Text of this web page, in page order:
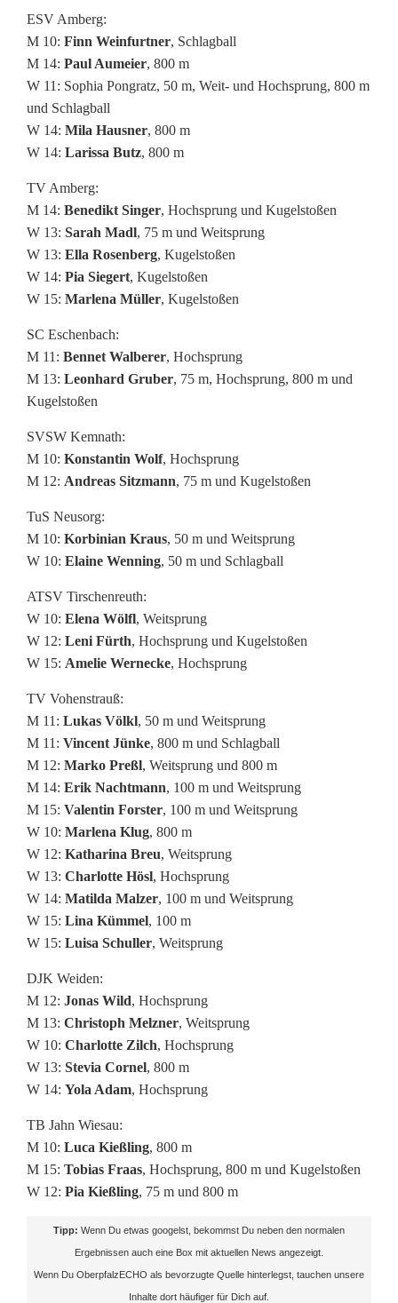
g
e
n
ESV Amberg:
M 10: Finn Weinfurtner, Schlagball
M 14: Paul Aumeier, 800 m
W 11: Sophia Pongratz, 50 m, Weit- und Hochsprung, 800 m
und Schlagball
W 14: Mila Hausner, 800 m
W 14: Larissa Butz, 800 m
TV Amberg:
M 14: Benedikt Singer, Hochsprung und Kugelstoßen
W 13: Sarah Madl, 75 m und Weitsprung
W 13: Ella Rosenberg, Kugelstoßen
W 14: Pia Siegert, Kugelstoßen
W 15: Marlena Müller, Kugelstoßen
SC Eschenbach:
M 11: Bennet Walberer, Hochsprung
M 13: Leonhard Gruber, 75 m, Hochsprung, 800 m und
Kugelstoßen
SVSW Kemnath:
M 10: Konstantin Wolf, Hochsprung
M 12: Andreas Sitzmann, 75 m und Kugelstoßen
TuS Neusorg:
M 10: Korbinian Kraus, 50 m und Weitsprung
W 10: Elaine Wenning, 50 m und Schlagball
ATSV Tirschenreuth:
W 10: Elena Wölfl, Weitsprung
W 12: Leni Fürth, Hochsprung und Kugelstoßen
W 15: Amelie Wernecke, Hochsprung
TV Vohenstrauß:
M 11: Lukas Völkl, 50 m und Weitsprung
M 11: Vincent Jünke, 800 m und Schlagball
M 12: Marko Preßl, Weitsprung und 800 m
M 14: Erik Nachtmann, 100 m und Weitsprung
M 15: Valentin Forster, 100 m und Weitsprung
W 10: Marlena Klug, 800 m
W 12: Katharina Breu, Weitsprung
W 13: Charlotte Hösl, Hochsprung
W 14: Matilda Malzer, 100 m und Weitsprung
W 15: Lina Kümmel, 100 m
W 15: Luisa Schuller, Weitsprung
DJK Weiden:
M 12: Jonas Wild, Hochsprung
M 13: Christoph Melzner, Weitsprung
W 10: Charlotte Zilch, Hochsprung
W 13: Stevia Cornel, 800 m
W 14: Yola Adam, Hochsprung
TB Jahn Wiesau:
M 10: Luca Kießling, 800 m
M 15: Tobias Fraas, Hochsprung, 800 m und Kugelstoßen
W 12: Pia Kießling, 75 m und 800 m
Tipp: Wenn Du etwas googelst, bekommst Du neben den normalen
Ergebnissen auch eine Box mit aktuellen News angezeigt.
Wenn Du OberpfalzECHO als bevorzugte Quelle hinterlegst, tauchen unsere
Inhalte dort häufiger für Dich auf.